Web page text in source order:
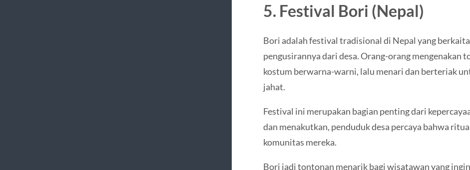
5. Festival Bori (Nepal)
Bori adalah festival tradisional di Nepal yang
pengusirannya dari desa. Orang-orang mengenakan
kostum berwarna-warni, lalu menari dan berteriak
jahat.
Festival ini merupakan bagian penting dari
dan menakutkan, penduduk desa percaya bahwa
komunitas mereka.
Bori jadi tontonan menarik bagi wisatawan yang